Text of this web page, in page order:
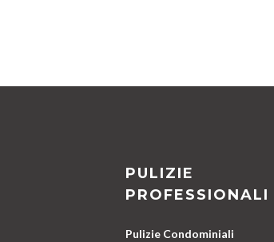
PULIZIE
PROFESSIONALI
Pulizie Condominiali